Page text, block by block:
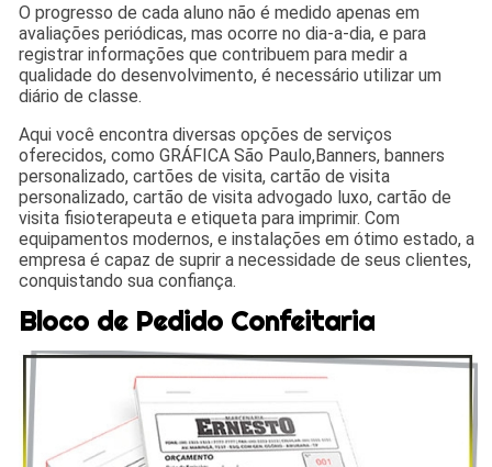
O progresso de cada aluno não é medido apenas em
avaliações periódicas, mas ocorre no dia-a-dia, e para
registrar informações que contribuem para medir a
qualidade do desenvolvimento, é necessário utilizar um
diário de classe.
Aqui você encontra diversas opções de serviços
oferecidos, como GRÁFICA São Paulo,Banners, banners
personalizado, cartões de visita, cartão de visita
personalizado, cartão de visita advogado luxo, cartão de
visita fisioterapeuta e etiqueta para imprimir. Com
equipamentos modernos, e instalações em ótimo estado, a
empresa é capaz de suprir a necessidade de seus clientes,
conquistando sua confiança.
Bloco de Pedido Confeitaria